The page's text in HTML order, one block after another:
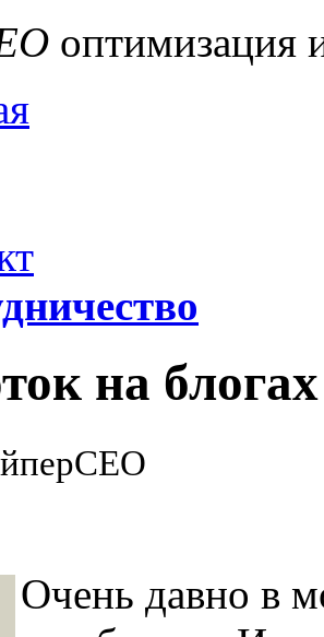
оптимизация
на блогах
Очень давно в